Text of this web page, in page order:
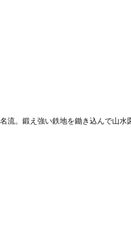
流。鍛え強い鉄地を鋤き込んで山水